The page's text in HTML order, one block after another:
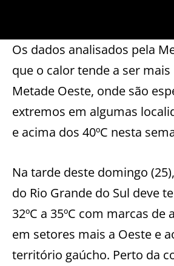
Os dados analisados pela
que o calor tende a ser
Metade Oeste, onde são
extremos em algumas
e acima dos 40ºC nesta
Na tarde deste domingo
do Rio Grande do Sul deve
32ºC a 35ºC com marcas de
em setores mais a Oeste e
território gaúcho. Perto da